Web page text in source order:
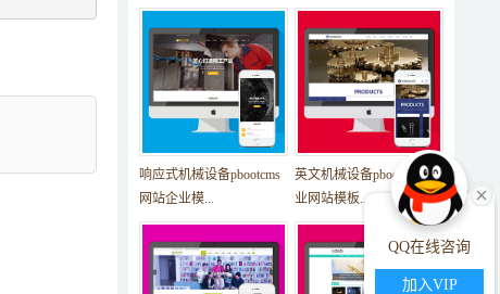
响应式机械设备pbootcms
网站企业模...
英文机械设备pbootcms企
业网站模板...
QQ在线咨询
加入VIP